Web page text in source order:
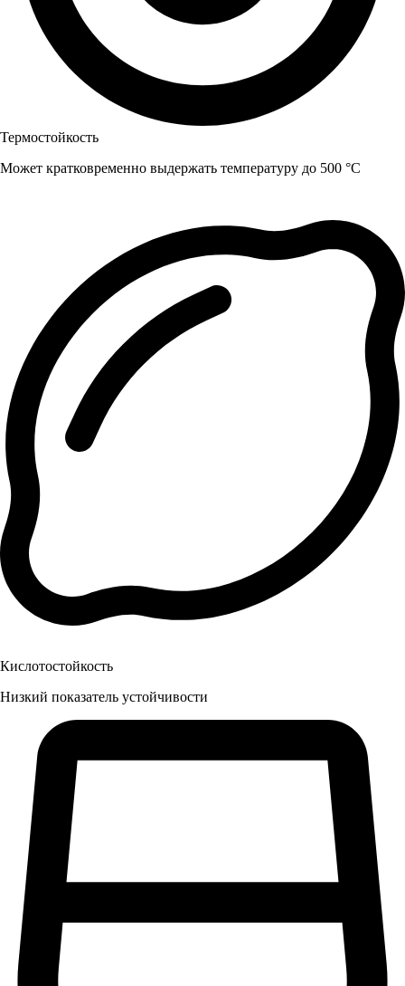
Термостойкость
Может кратковременно выдержать температуру до 500 °C
Кислотостойкость
Низкий показатель устойчивости